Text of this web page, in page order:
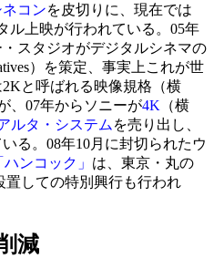
ネコンを皮切りに、現在では
ル上映が行われている。05年
スタジオがデジタルシネマの
）を策定、事実上これが世
と呼ばれる映像規格（横
、07年からソニーが4K （横
ルタ・システム を売り出し、
る。08年10月に封切られたウ
ハンコック」 は、東京・丸の
置しての特別興行も行われ
減